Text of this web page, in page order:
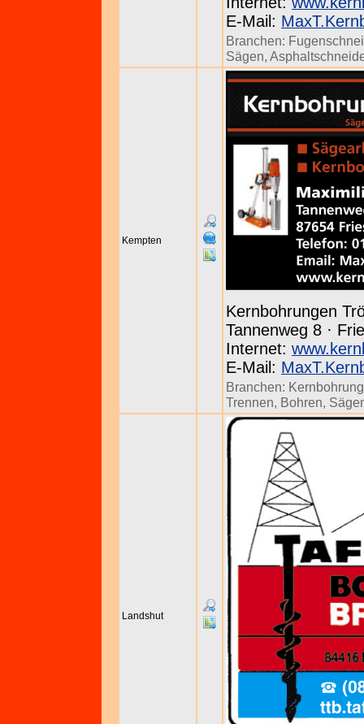
E-Mail:
Branchen:
Sägen,
Kempten
Kernbohrungen
Tannenweg 8 ·
Internet:
E-Mail:
Branchen:
Trennen, Bohren,
Landshut